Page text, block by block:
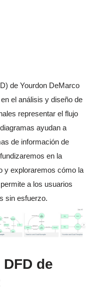
de Yourdon DeMarco
el análisis y diseño de
representar el flujo
ayudan a
de información de
en la
y exploraremos cómo la
a los usuarios
sin esfuerzo.
de